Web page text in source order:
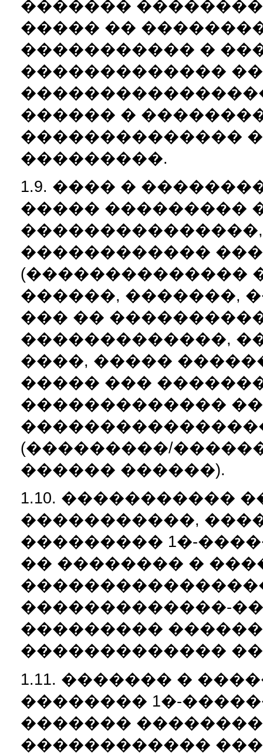
�������
����� ��
����������� �
�������������
������ �
��������������
���������.
1.9. ���� �
����� ���������
������������
(��������������
������, �������,
��� ��
�������������,
����, �����
����� ���
�������������
(���������/
������ ������).
1.10. �����������
�����������,
��������� 1�-
�� �������� �
�������������-
���������
�������������
1.11. ������� �
�������� 1�-
�������
������������